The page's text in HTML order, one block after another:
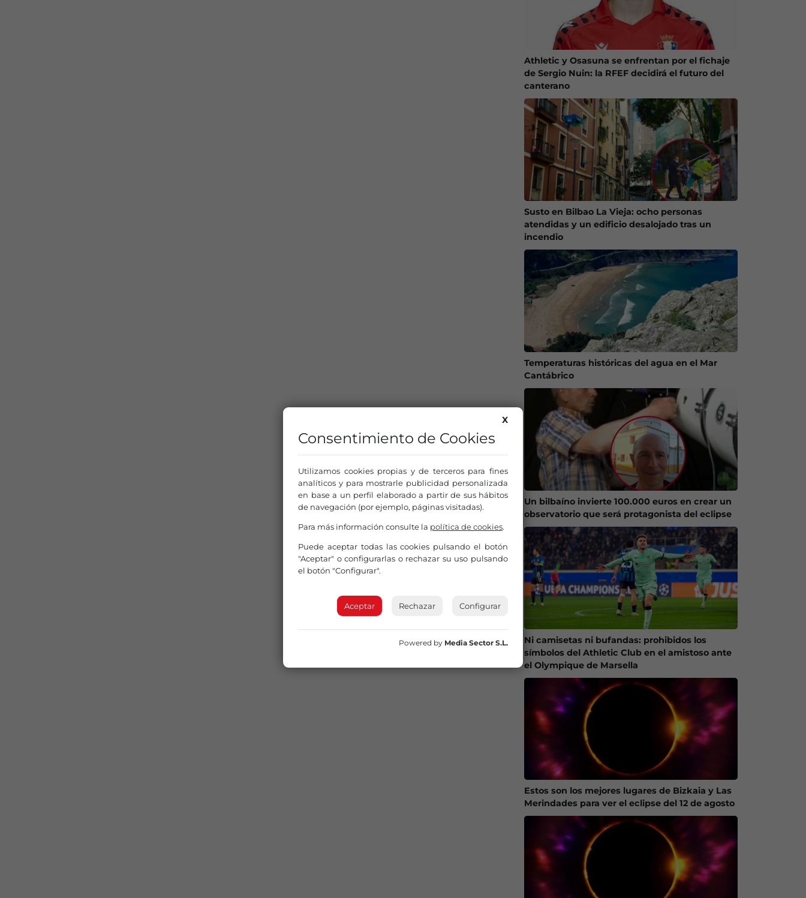
Athletic y Osasuna se enfrentan por el fichaje
de Sergio Nuin: la RFEF decidirá el futuro del
canterano
Susto en Bilbao La Vieja: ocho personas
atendidas y un edificio desalojado tras un
incendio
Temperaturas históricas del agua en el Mar
Cantábrico
Un bilbaíno invierte 100.000 euros en crear un
observatorio que será protagonista del eclipse
Ni camisetas ni bufandas: prohibidos los
símbolos del Athletic Club en el amistoso ante
el Olympique de Marsella
Estos son los mejores lugares de Bizkaia y Las
Merindades para ver el eclipse del 12 de agosto
X
Consentimiento de Cookies
Utilizamos cookies propias y de terceros para fines
analíticos y para mostrarle publicidad personalizada
en base a un perfil elaborado a partir de sus hábitos
de navegación (por ejemplo, páginas visitadas).
Para más información consulte la política de cookies.
Puede aceptar todas las cookies pulsando el botón
"Aceptar" o configurarlas o rechazar su uso pulsando
el botón "Configurar".
Aceptar Rechazar Configurar
Powered by Media Sector S.L.